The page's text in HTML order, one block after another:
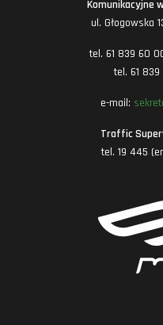
Komunikacyjne
ul. Głogowska
tel. 61 839 60
tel. 61 839
e-mail:
Traffic
tel. 19 445